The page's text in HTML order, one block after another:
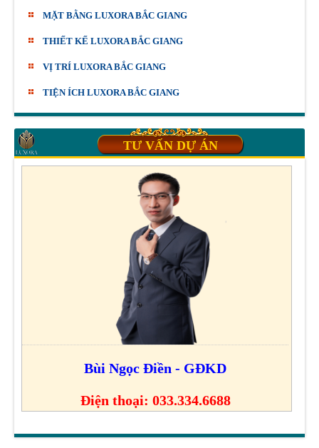
MẶT BẰNG LUXORA BẮC GIANG
THIẾT KẾ LUXORA BẮC GIANG
VỊ TRÍ LUXORA BẮC GIANG
TIỆN ÍCH LUXORA BẮC GIANG
TƯ VẤN DỰ ÁN
Bùi Ngọc Điền - GĐKD
Điện thoại: 033.334.6688